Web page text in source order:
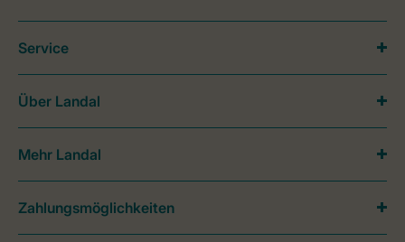
Service
Über Landal
Mehr Landal
Zahlungsmöglichkeiten